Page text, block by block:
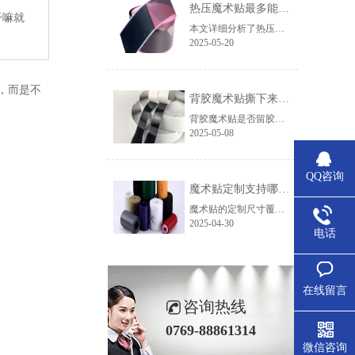
嘛就
而是不
热压魔术贴最多能耐多少次机洗，能适应哪些极端环境？
本文详细分析了热压魔术贴的耐机洗次数及在高温、低温、高湿、化学腐蚀等极端环境下的性能表现，提供了选购建议和维护注意事项，助力用户根据实际需求选择合适的产品。
2025-05-20
背胶魔术贴撕下来的时候会留胶吗？
背胶魔术贴是否留胶取决于胶水类型、使用时长、表面材质和撕除方式。选对胶水（如硅胶款）+正确操作，基本能实现“无痕撕除”。若担心留胶，可先在隐蔽处测试，或选择带“可移除背胶”标识的产品。
2025-05-08
魔术贴定制支持哪些尺寸，不同行业如何选择合适规格？
魔术贴的定制尺寸覆盖5mm至180mm宽度和任意长度，并支持异形切割和特殊材质。具体选择需结合应用场景、负荷需求及供应商能力。建议直接联系厂家提供详细参数，以获取精准报价和交货周期。
2025-04-30
咨询热线
0769-88861314
QQ咨询
电话
在线留言
微信咨询